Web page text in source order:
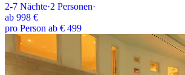
2-7 Nächte·2 Personen·
ab 998 €
pro Person ab € 499